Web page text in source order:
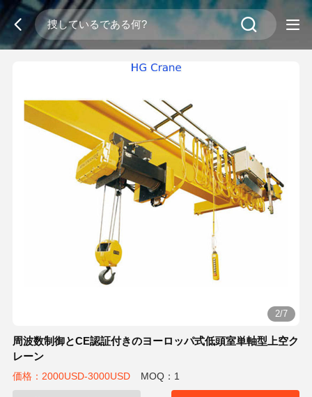
2/7
周波数制御とCE認証付きのヨーロッパ式低頭室単軸型上空ク
レーン
価格：2000USD-3000USD MOQ：1